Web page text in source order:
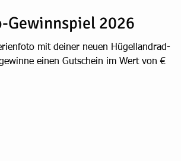
Gewinnspiel 2026
mit deiner neuen Hügellandrad-
einen Gutschein im Wert von €